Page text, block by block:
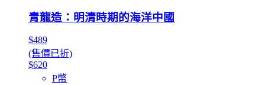
青龍造：明清時期的海洋中國
$489
(售價已折)
$620
P幣